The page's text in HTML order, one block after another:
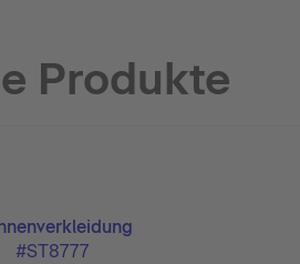
Produkte
#ST8777